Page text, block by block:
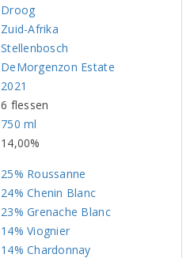
Droog
Zuid-Afrika
Stellenbosch
DeMorgenzon Estate
2021
6 flessen
750 ml
14,00%
25% Roussanne
24% Chenin Blanc
23% Grenache Blanc
14% Viognier
14% Chardonnay